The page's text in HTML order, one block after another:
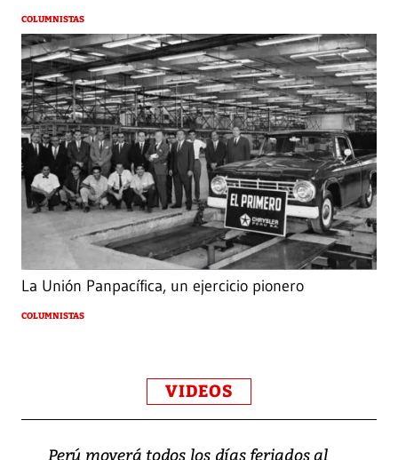
COLUMNISTAS
La Unión Panpacífica, un ejercicio pionero
COLUMNISTAS
VIDEOS
Perú moverá todos los días feriados al